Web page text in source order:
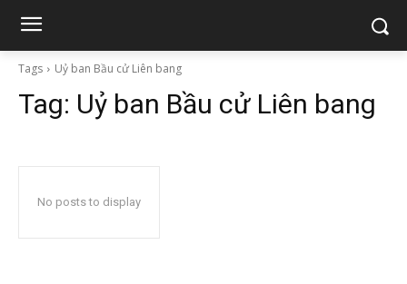
Tags Uỷ ban Bầu cử Liên bang
Tag: Uỷ ban Bầu cử Liên bang
No posts to display